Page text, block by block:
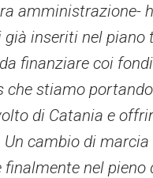
amministrazione-
inseriti nel
finanziare coi
che stiamo
di Catania e
Un cambio di
nel